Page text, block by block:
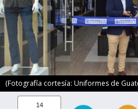
(Fotografía cortesía: Uniformes de
14